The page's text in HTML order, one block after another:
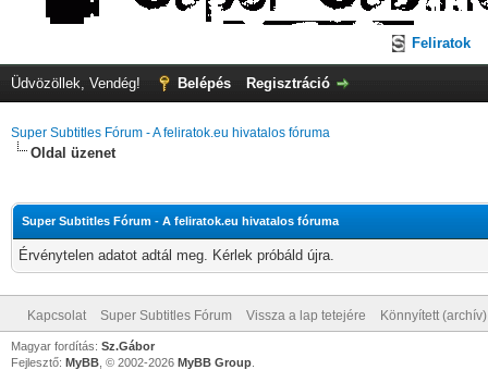
Feliratok
Üdvözöllek, Vendég! Belépés Regisztráció
Super Subtitles Fórum - A feliratok.eu hivatalos fóruma
Oldal üzenet
Super Subtitles Fórum - A feliratok.eu hivatalos fóruma
Érvénytelen adatot adtál meg. Kérlek próbáld újra.
Kapcsolat Super Subtitles Fórum Vissza a lap tetejére Könnyített
Magyar fordítás: Sz.Gábor
Fejlesztő: MyBB , © 2002-2026 MyBB Group